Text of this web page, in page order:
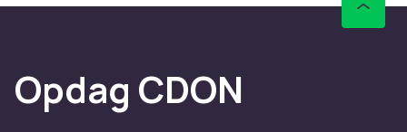
Så tag kontrol over din berøringsskærm og giv dig selv
en glat og præcis interaktion med vores 10-pak Stylus
den nemme måde at få mest muligt ud af din
touchscreen-oplevelse!
Opdag CDON